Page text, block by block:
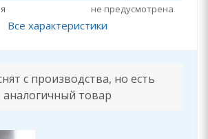
не предусмотрена
Все характеристики
с производства, но есть
аналогичный товар